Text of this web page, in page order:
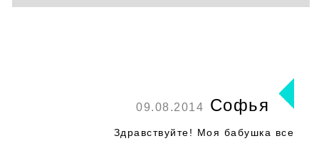
09.08.2014 Софья
Здравствуйте! Моя бабушка все